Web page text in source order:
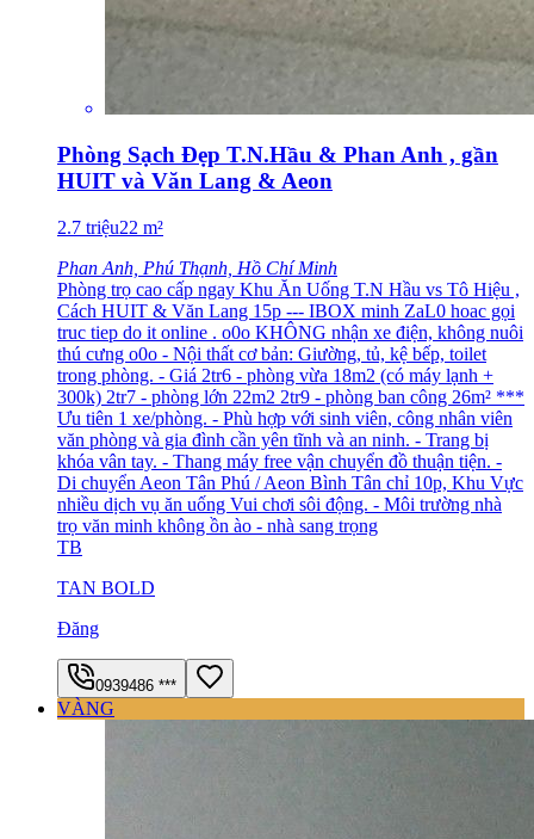
Phòng Sạch Đẹp T.N.Hầu & Phan Anh , gần
HUIT và Văn Lang & Aeon
2.7 triệu22 m²
Phan Anh, Phú Thạnh, Hồ Chí Minh
Phòng trọ cao cấp ngay Khu Ăn Uống T.N Hầu vs Tô Hiệu ,
Cách HUIT & Văn Lang 15p --- IBOX minh ZaL0 hoac gọi
truc tiep do it online . o0o KHÔNG nhận xe điện, không nuôi
thú cưng o0o - Nội thất cơ bản: Giường, tủ, kệ bếp, toilet
trong phòng. - Giá 2tr6 - phòng vừa 18m2 (có máy lạnh +
300k) 2tr7 - phòng lớn 22m2 2tr9 - phòng ban công 26m² ***
Ưu tiên 1 xe/phòng. - Phù hợp với sinh viên, công nhân viên
văn phòng và gia đình cần yên tĩnh và an ninh. - Trang bị
khóa vân tay. - Thang máy free vận chuyển đồ thuận tiện. -
Di chuyển Aeon Tân Phú / Aeon Bình Tân chỉ 10p, Khu Vực
nhiều dịch vụ ăn uống Vui chơi sôi động. - Môi trường nhà
trọ văn minh không ồn ào - nhà sang trọng
TB
TAN BOLD
Đăng
0939486 ***
VÀNG